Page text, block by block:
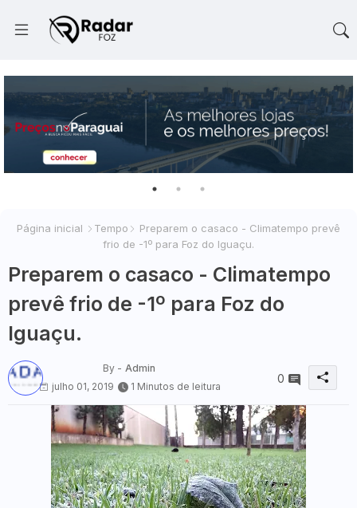
Página inicial Tempo
Preparem o casaco - Climatempo prevê
frio de -1º para Foz do Iguaçu.
Preparem o casaco - Climatempo
prevê frio de -1º para Foz do
Iguaçu.
By - Admin
julho 01, 2019
1 Minutos de leitura
0